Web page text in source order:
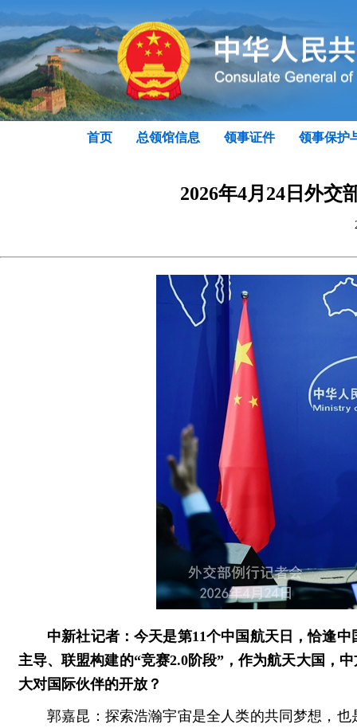
首页 总领馆信息 领事证件 领事保护
2026年4月24日外交
中新社记者：今天是第11个中国航天日，恰逢
主导、联盟构建的“竞赛2.0阶段”，作为航天大国，
大对国际伙伴的开放？
郭嘉昆：探索浩瀚宇宙是全人类的共同梦想，